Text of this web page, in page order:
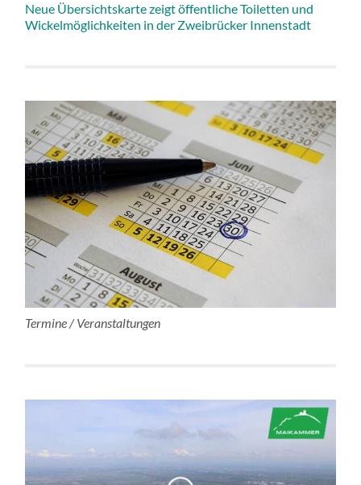
Neue Übersichtskarte zeigt öffentliche Toiletten und
Wickelmöglichkeiten in der Zweibrücker Innenstadt
Termine / Veranstaltungen